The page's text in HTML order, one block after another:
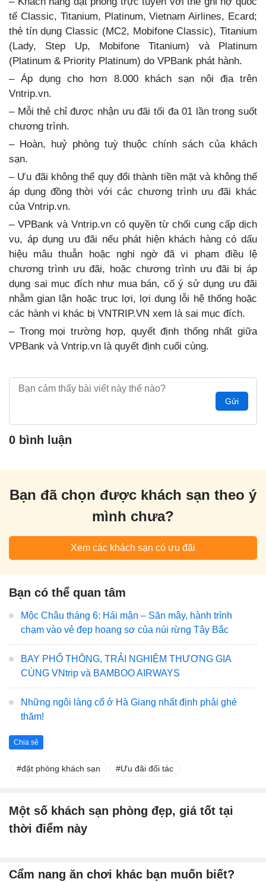
tế Classic, Titanium, Platinum, Vietnam Airlines, Ecard;
thẻ tín dụng Classic (MC2, Mobifone Classic), Titanium
(Lady, Step Up, Mobifone Titanium) và Platinum
(Platinum & Priority Platinum) do VPBank phát hành.
– Áp dụng cho hơn 8.000 khách sạn nội địa trên
Vntrip.vn.
– Mỗi thẻ chỉ được nhận ưu đãi tối đa 01 lần trong suốt
chương trình.
– Hoàn, huỷ phòng tuỳ thuộc chính sách của khách
sạn.
– Ưu đãi không thể quy đổi thành tiền mặt và không thể
áp dụng đồng thời với các chương trình ưu đãi khác
của Vntrip.vn.
– VPBank và Vntrip.vn có quyền từ chối cung cấp dịch
vụ, áp dụng ưu đãi nếu phát hiện khách hàng có dấu
hiệu mâu thuẫn hoặc nghi ngờ đã vi phạm điều lệ
chương trình ưu đãi, hoặc chương trình ưu đãi bị áp
dụng sai mục đích như mua bán, cố ý sử dụng ưu đãi
nhằm gian lận hoặc trục lợi, lợi dụng lỗi hệ thống hoặc
các hành vi khác bị VNTRIP.VN xem là sai mục đích.
– Trong mọi trường hợp, quyết định thống nhất giữa
VPBank và Vntrip.vn là quyết định cuối cùng.
Gửi
0 bình luận
Bạn đã chọn được khách sạn theo ý
mình chưa?
Xem các khách sạn có ưu đãi
Bạn có thể quan tâm
Mộc Châu tháng 6: Hái mận – Săn mây, hành trình
chạm vào vẻ đẹp hoang sơ của núi rừng Tây Bắc
BAY PHỔ THÔNG, TRẢI NGHIỆM THƯƠNG GIA
CÙNG VNtrip và BAMBOO AIRWAYS
Những ngôi làng cổ ở Hà Giang nhất định phải ghé
thăm!
Chia sẻ
đặt phòng khách sạn Ưu đãi đối tác
Một số khách sạn phòng đẹp, giá tốt tại
thời điểm này
Cẩm nang ăn chơi khác bạn muốn biết?